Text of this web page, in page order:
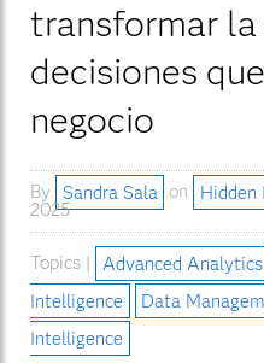
transformar
decisiones
negocio
By Sandra Sala on Hidden
2025
Topics | Advanced Analytics
Intelligence
Data
Intelligence